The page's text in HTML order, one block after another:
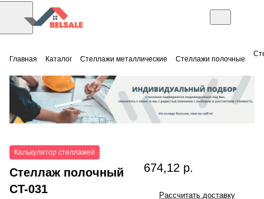
Главная Каталог Стеллажи металлические Стеллажи полочные
Калькулятор стеллажей
Стеллаж полочный
СT-031
674,12 р.
Рассчитать доставку